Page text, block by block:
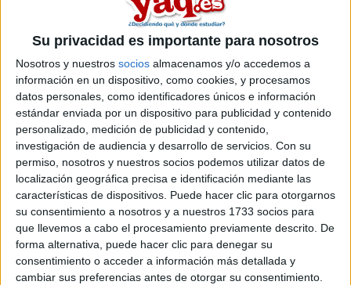
Su privacidad es importante para nosotros
Nosotros y nuestros socios almacenamos y/o accedemos a
información en un dispositivo, como cookies, y procesamos
datos personales, como identificadores únicos e información
estándar enviada por un dispositivo para publicidad y contenido
personalizado, medición de publicidad y contenido,
investigación de audiencia y desarrollo de servicios. Con su
permiso, nosotros y nuestros socios podemos utilizar datos de
localización geográfica precisa e identificación mediante las
características de dispositivos. Puede hacer clic para otorgarnos
su consentimiento a nosotros y a nuestros 1733 socios para
que llevemos a cabo el procesamiento previamente descrito. De
forma alternativa, puede hacer clic para denegar su
consentimiento o acceder a información más detallada y
cambiar sus preferencias antes de otorgar su consentimiento.
Sobre ti
Soy:*
Chico
Chica
¿En qué año terminas (o terminaste) bachillerato o FP?
Soy estudiante de:*